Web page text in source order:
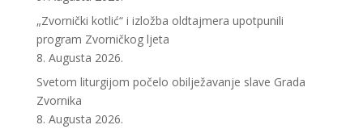
„Zvornički kotlić“ i izložba oldtajmera upotpunili
program Zvorničkog ljeta
8. Augusta 2026.
Svetom liturgijom počelo obilježavanje slave Grada
Zvornika
8. Augusta 2026.